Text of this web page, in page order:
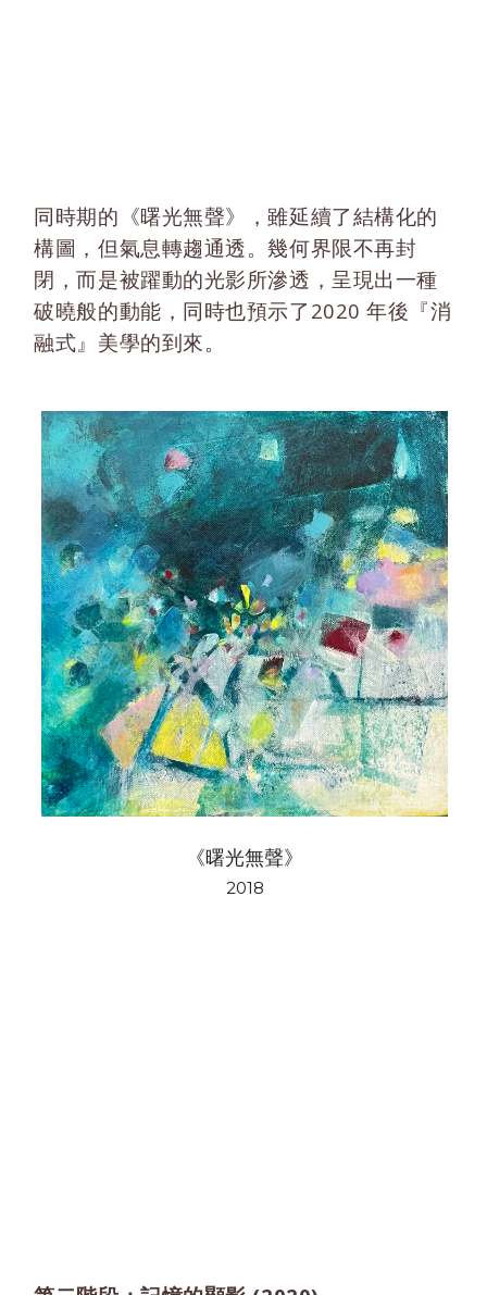
同時期的《曙光無聲》，雖延續了結構化的
構圖，但氣息轉趨通透。幾何界限不再封
閉，而是被躍動的光影所滲透，呈現出一種
破曉般的動能，同時也預示了2020 年後『消
融式』美學的到來。
《曙光無聲》
2018